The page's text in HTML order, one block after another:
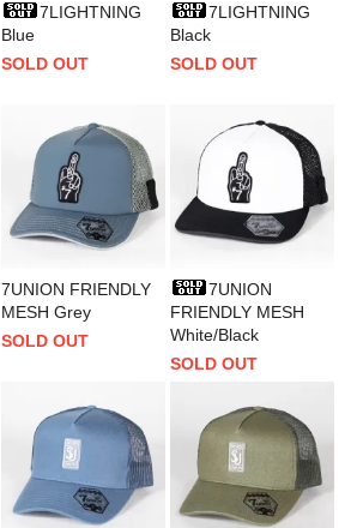
7LIGHTNING
Blue
SOLD OUT
7LIGHTNING
Black
SOLD OUT
7UNION FRIENDLY
MESH Grey
SOLD OUT
7UNION
FRIENDLY MESH
White/Black
SOLD OUT